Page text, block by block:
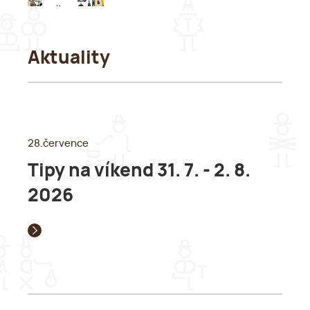
Aktuality
28.července
Tipy na víkend 31. 7. - 2. 8.
2026